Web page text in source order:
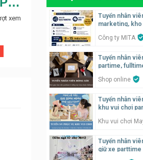
xem
Tuyển nhân
marketing,
Công ty MITA
Tuyển nhân
partime,
Shop online
Tuyển nhân
khu vui chơi
Khu vui chơi
Tuyển nhân
giữ xe parttime